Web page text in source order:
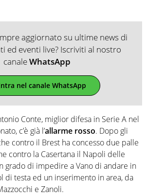
aggiornato su ultime news di
ed eventi live? Iscriviti al nostro
canaleWhatsApp
nel canale WhatsApp
Conte, miglior difesa in Serie A nel
c’è già l’allarme rosso. Dopo gli
contro il Brest ha concesso due palle
contro la Casertana il Napoli delle
grado di impedire a Vano di andare in
di testa ed un inserimento in area, da
e Zanoli.